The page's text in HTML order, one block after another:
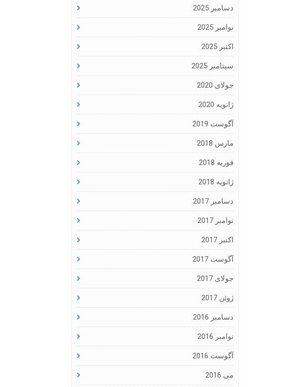
دسامبر 2025
نوامبر 2025
اکتبر 2025
سپتامبر 2025
جولای 2020
ژانویه 2020
آگوست 2019
مارس 2018
فوریه 2018
ژانویه 2018
دسامبر 2017
نوامبر 2017
اکتبر 2017
آگوست 2017
جولای 2017
ژوئن 2017
دسامبر 2016
نوامبر 2016
آگوست 2016
می 2016